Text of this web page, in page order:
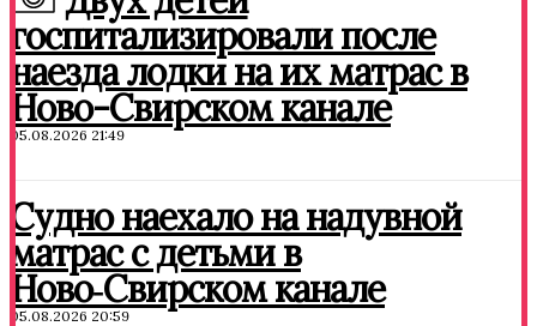
госпитализировали после
наезда лодки на их матрас в
Ново-Свирском канале
05.08.2026 21:49
Судно наехало на надувной
матрас с детьми в
Ново‑Свирском канале
05.08.2026 20:59